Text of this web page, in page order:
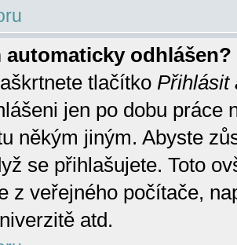
automaticky odhlášen?
tlačítko Přihlásit
jen po dobu práce
někým jiným. Abyste
se přihlašujete. Toto
z veřejného počítače,
atd.